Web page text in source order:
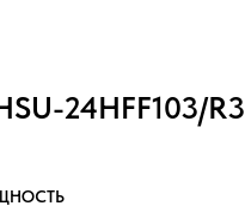
24HFF103/R3